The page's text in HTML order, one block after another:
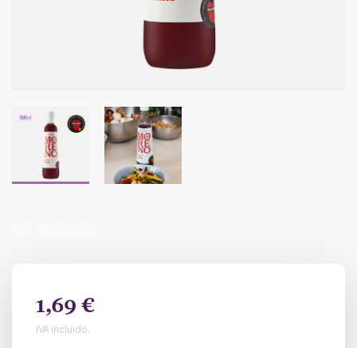
1,69 €
IVA incluído.